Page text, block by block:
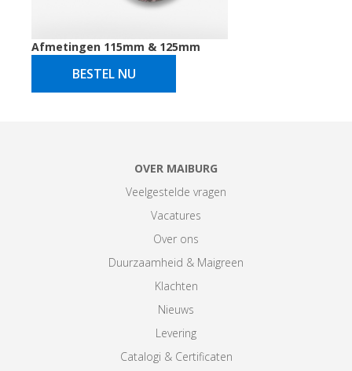
Afmetingen 115mm & 125mm
BESTEL NU
OVER MAIBURG
Veelgestelde vragen
Vacatures
Over ons
Duurzaamheid & Maigreen
Klachten
Nieuws
Levering
Catalogi & Certificaten